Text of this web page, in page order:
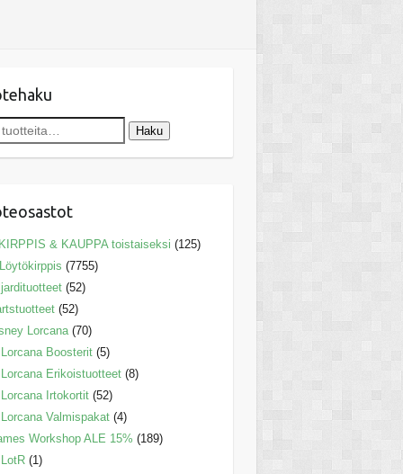
Haku
& KAUPPA toistaiseksi (125)
(7755)
(52)
(52)
Lorcana (70)
Lorcana Boosterit (5)
Lorcana Erikoistuotteet (8)
Lorcana Irtokortit (52)
Lorcana Valmispakat (4)
Workshop ALE 15% (189)
LotR (1)